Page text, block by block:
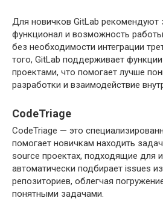
Для новичков GitLab рекомендуют
функционал и возможность
без необходимости интеграции
того, GitLab поддерживает
проектами, что помогает лучше
разработки и взаимодействие
CodeTriage
CodeTriage — это
помогает новичкам находить
source проектах, подходящие для
автоматически подбирает issues
репозиториев, облегчая
понятными задачами.